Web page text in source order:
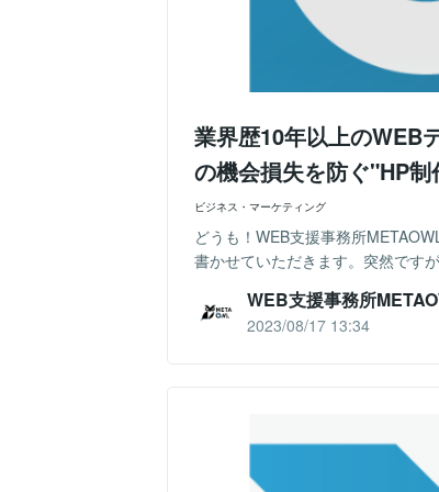
業界歴10年以上のWEB
の機会損失を防ぐ"HP制
ビジネス・マーケティング
どうも！WEB支援事務所
書かせていただきます。突然です
WEB支援事務所
2023/08/17 13:34